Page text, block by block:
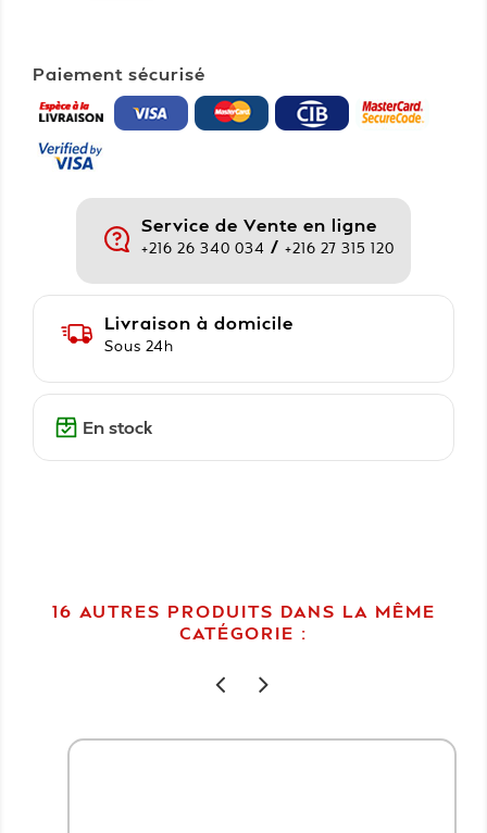
Paiement sécurisé
Service de Vente en ligne
+216 26 340 034 / +216 27 315 120
Livraison à domicile
Sous 24h
En stock
16 AUTRES PRODUITS DANS LA MÊME
CATÉGORIE :